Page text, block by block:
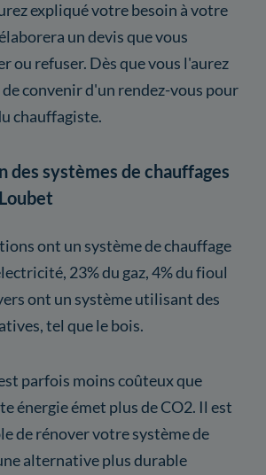
expliqué votre besoin à votre
un devis que vous
ou refuser. Dès que vous l'aurez
convenir d'un rendez-vous pour
chauffagiste.
des systèmes de chauffages
ont un système de chauffage
23% du gaz, 4% du fioul
ont un système utilisant des
tel que le bois.
parfois moins coûteux que
énergie émet plus de CO2. Il est
de rénover votre système de
alternative plus durable